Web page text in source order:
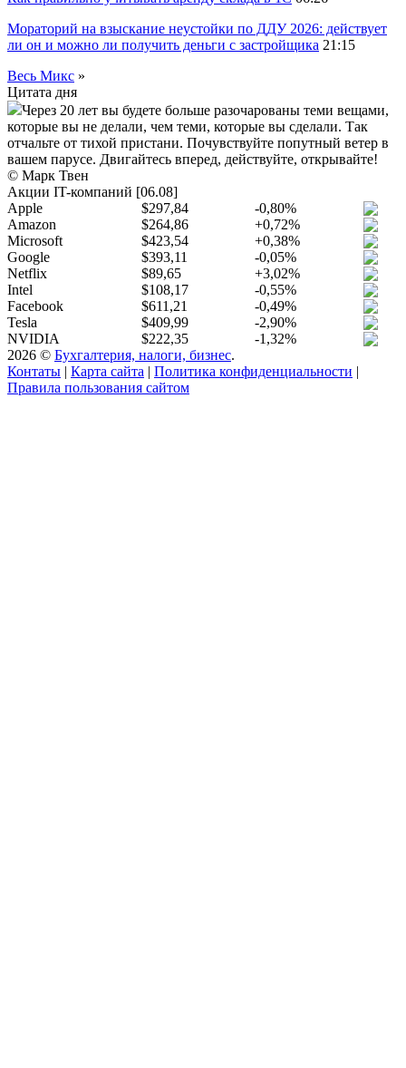
Мораторий на взыскание неустойки по ДДУ 2026: действует
ли он и можно ли получить деньги с застройщика 21:15
Весь Микс »
Цитата дня
Через 20 лет вы будете больше разочарованы теми вещами,
которые вы не делали, чем теми, которые вы сделали. Так
отчальте от тихой пристани. Почувствуйте попутный ветер в
вашем парусе. Двигайтесь вперед, действуйте, открывайте!
© Марк Твен
Акции IT-компаний [06.08]
Apple
$297,84
-0,80%
Amazon
$264,86
+0,72%
Microsoft
$423,54
+0,38%
Google
$393,11
-0,05%
Netflix
$89,65
+3,02%
Intel
$108,17
-0,55%
Facebook
$611,21
-0,49%
Tesla
$409,99
-2,90%
NVIDIA
$222,35
-1,32%
2026 © Бухгалтерия, налоги, бизнес.
Контаты | Карта сайта | Политика конфиденциальности |
Правила пользования сайтом